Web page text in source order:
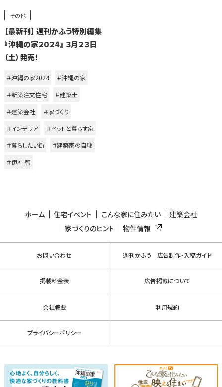
その他
【最新刊】 週刊かふう特別編集
『沖縄の家２０２４』 ３月２３日
（土）発売！
＃沖縄の家2024
＃沖縄の家
＃新築注文住宅
＃建築士
＃建築会社
＃家づくり
＃インテリア
＃ペットと暮らす家
＃暮らしたい街
＃建築家の自邸
＃伊礼 智
ホーム 住宅イベント こんな家に住みたい
建築会社
家づくりのヒント
物件情報
お問い合わせ 週刊かふう 広告制作・入稿ガイド
掲載料金表 広告掲載について
会社概要 利用規約
プライバシーポリシー